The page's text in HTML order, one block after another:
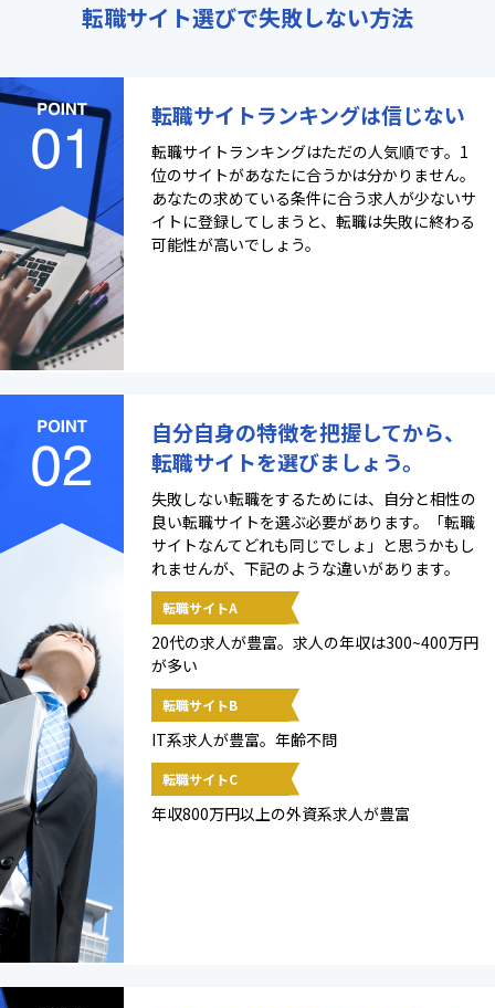
転職サイト選びで失敗しない方法
転職サイトランキングは信じない
転職サイトランキングはただの人気順です。1
位のサイトがあなたに合うかは分かりません。
あなたの求めている条件に合う求人が少ないサ
イトに登録してしまうと、転職は失敗に終わる
可能性が高いでしょう。
自分自身の特徴を把握してから、
転職サイトを選びましょう。
失敗しない転職をするためには、自分と相性の
良い転職サイトを選ぶ必要があります。「転職
サイトなんてどれも同じでしょ」と思うかもし
れませんが、下記のような違いがあります。
転職サイトA
20代の求人が豊富。求人の年収は300~400万円
が多い
転職サイトB
IT系求人が豊富。年齢不問
転職サイトC
年収800万円以上の外資系求人が豊富